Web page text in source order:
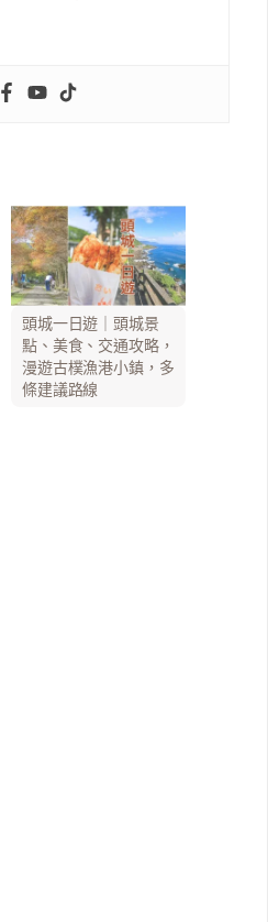
頭城一日遊｜頭城景
點、美食、交通攻略，
漫遊古樸漁港小鎮，多
條建議路線